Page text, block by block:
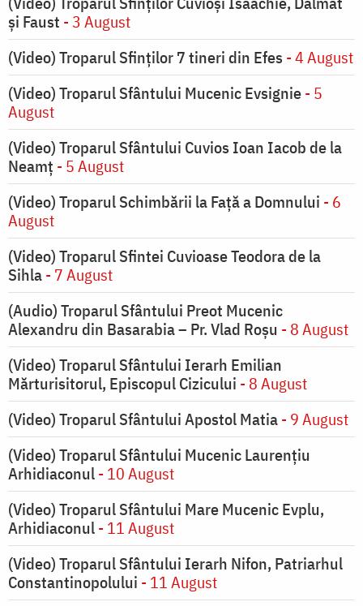
și Faust - 3 August
(Video) Troparul Sfinților 7 tineri din Efes - 4 August
(Video) Troparul Sfântului Mucenic Evsignie- 5
August
(Video) Troparul Sfântului Cuvios Ioan Iacob de la
Neamț - 5 August
(Video) Troparul Schimbării la Față a Domnului - 6
August
(Video) Troparul Sfintei Cuvioase Teodora de la
Sihla- 7 August
(Audio) Troparul Sfântului Preot Mucenic
Alexandru din Basarabia – Pr. Vlad Roșu - 8 August
(Video) Troparul Sfântului Ierarh Emilian
Mărturisitorul, Episcopul Cizicului - 8 August
(Video) Troparul Sfântului Apostol Matia- 9 August
(Video) Troparul Sfântului Mucenic Laurențiu
Arhidiaconul- 10 August
(Video) Troparul Sfântului Mare Mucenic Evplu,
Arhidiaconul- 11 August
(Video) Troparul Sfântului Ierarh Nifon, Patriarhul
Constantinopolului - 11 August